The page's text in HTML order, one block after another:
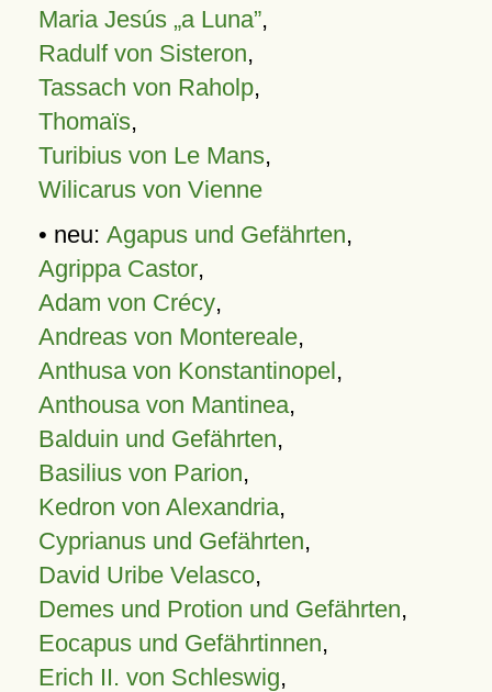
Maria Jesús „a Luna”,
Radulf von Sisteron,
Tassach von Raholp,
Thomaïs,
Turibius von Le Mans,
Wilicarus von Vienne
• neu: Agapus und Gefährten,
Agrippa Castor,
Adam von Crécy,
Andreas von Montereale,
Anthusa von Konstantinopel,
Anthousa von Mantinea,
Balduin und Gefährten,
Basilius von Parion,
Kedron von Alexandria,
Cyprianus und Gefährten,
David Uribe Velasco,
Demes und Protion und Gefährten,
Eocapus und Gefährtinnen,
Erich II. von Schleswig,